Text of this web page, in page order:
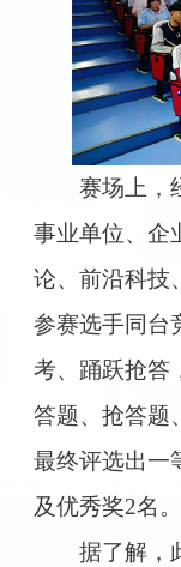
赛场上，
事业单位、企
论、前沿科技
参赛选手同台
考、踊跃抢答
答题、抢答题
最终评选出一
及优秀奖2名。
据了解，